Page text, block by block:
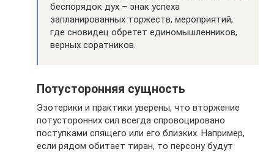
беспорядок дух – знак успеха
запланированных торжеств, мероприятий,
где сновидец обретет единомышленников,
верных соратников.
Потусторонняя сущность
Эзотерики и практики уверены, что вторжение
потусторонних сил всегда спровоцировано
поступками спящего или его близких. Например,
если рядом обитает тиран, то персону будут